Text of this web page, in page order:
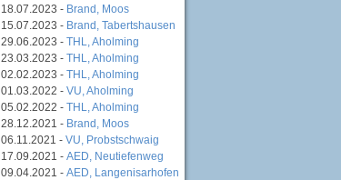
18.07.2023 - Brand, Moos
15.07.2023 - Brand, Tabertshausen
29.06.2023 - THL, Aholming
23.03.2023 - THL, Aholming
02.02.2023 - THL, Aholming
01.03.2022 - VU, Aholming
05.02.2022 - THL, Aholming
28.12.2021 - Brand, Moos
06.11.2021 - VU, Probstschwaig
17.09.2021 - AED, Neutiefenweg
09.04.2021 - AED, Langenisarhofen